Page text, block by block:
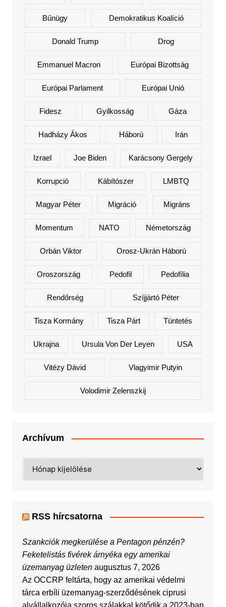
Bűnügy Demokratikus Koalíció
Donald Trump Drog
Emmanuel Macron Európai Bizottság
Európai Parlament Európai Unió
Fidesz Gyilkosság Gáza
Hadházy Ákos Háború Irán
Izrael Joe Biden Karácsony Gergely
Korrupció Kábítószer LMBTQ
Magyar Péter Migráció Migráns
Momentum NATO Németország
Orbán Viktor Orosz-Ukrán Háború
Oroszország Pedofil Pedofília
Rendőrség Szíjjártó Péter
Tisza Kormány Tisza Párt Tüntetés
Ukrajna Ursula Von Der Leyen USA
Vitézy Dávid Vlagyimir Putyin
Volodimir Zelenszkij
Archívum
RSS hírcsatorna
Szankciók megkerülése a Pentagon pénzén?
Feketelistás fivérek árnyéka egy amerikai
üzemanyag üzleten augusztus 7, 2026
Az OCCRP feltárta, hogy az amerikai védelmi
tárca erbíli üzemanyag-szerződésének ciprusi